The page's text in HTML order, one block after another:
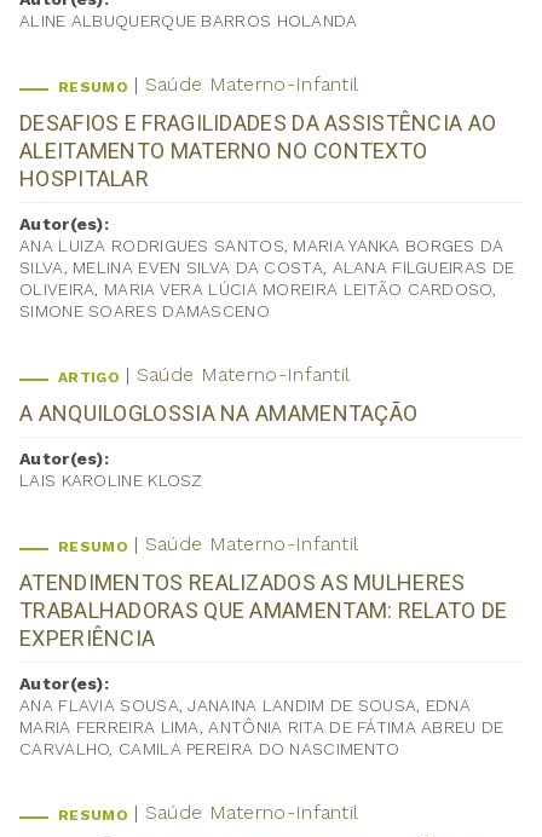
ALINE ALBUQUERQUE BARROS HOLANDA
RESUMO Saúde Materno-Infantil
DESAFIOS E FRAGILIDADES DA ASSISTÊNCIA AO
ALEITAMENTO MATERNO NO CONTEXTO
HOSPITALAR
Autor(es):
ANA LUIZA RODRIGUES SANTOS, MARIA YANKA BORGES DA
SILVA, MELINA EVEN SILVA DA COSTA, ALANA FILGUEIRAS DE
OLIVEIRA, MARIA VERA LÚCIA MOREIRA LEITÃO CARDOSO,
SIMONE SOARES DAMASCENO
ARTIGO Saúde Materno-Infantil
A ANQUILOGLOSSIA NA AMAMENTAÇÃO
Autor(es):
LAIS KAROLINE KLOSZ
RESUMO Saúde Materno-Infantil
ATENDIMENTOS REALIZADOS AS MULHERES
TRABALHADORAS QUE AMAMENTAM: RELATO DE
EXPERIÊNCIA
Autor(es):
ANA FLAVIA SOUSA, JANAINA LANDIM DE SOUSA, EDNA
MARIA FERREIRA LIMA, ANTÔNIA RITA DE FÁTIMA ABREU DE
CARVALHO, CAMILA PEREIRA DO NASCIMENTO
RESUMO Saúde Materno-Infantil